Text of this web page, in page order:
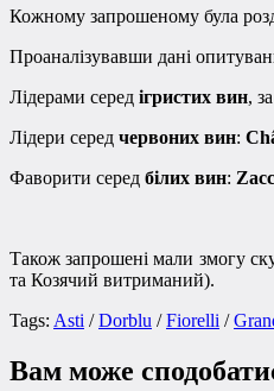
Кожному запрошеному була
Проаналізувавши дані
Лідерами серед ігристих вин,
Лідери серед червоних вин:
Фаворити серед білих вин:
Також запрошені мали змогу
та Козячий витриманий).
Tags: Asti /Dorblu /Fiorelli /
Вам може